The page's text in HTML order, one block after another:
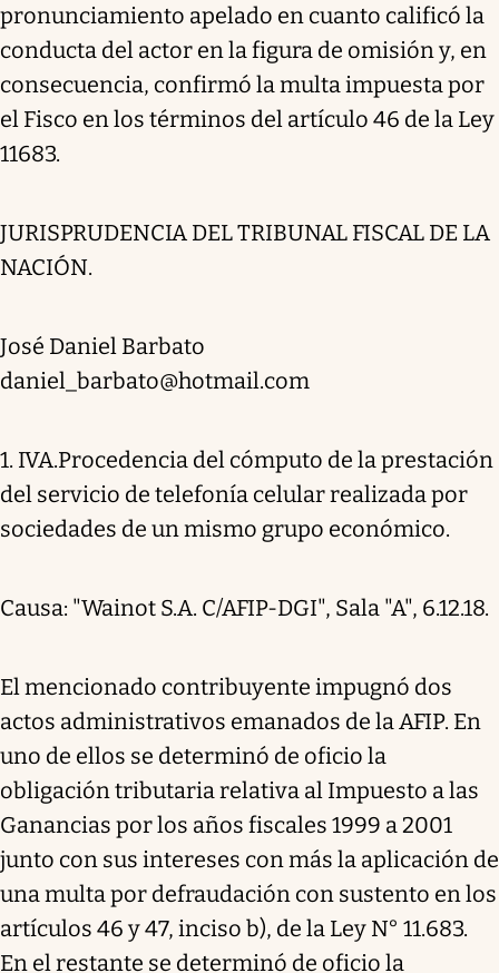
pronunciamiento apelado en cuanto calificó la
conducta del actor en la figura de omisión y, en
consecuencia, confirmó la multa impuesta por
el Fisco en los términos del artículo 46 de la Ley
11683.
JURISPRUDENCIA DEL TRIBUNAL FISCAL DE LA
NACIÓN.
José Daniel Barbato
daniel_barbato@hotmail.com
1. IVA.Procedencia del cómputo de la prestación
del servicio de telefonía celular realizada por
sociedades de un mismo grupo económico.
Causa: "Wainot S.A. C/AFIP-DGI", Sala "A", 6.12.18.
El mencionado contribuyente impugnó dos
actos administrativos emanados de la AFIP. En
uno de ellos se determinó de oficio la
obligación tributaria relativa al Impuesto a las
Ganancias por los años fiscales 1999 a 2001
junto con sus intereses con más la aplicación de
una multa por defraudación con sustento en los
artículos 46 y 47, inciso b), de la Ley N° 11.683.
En el restante se determinó de oficio la